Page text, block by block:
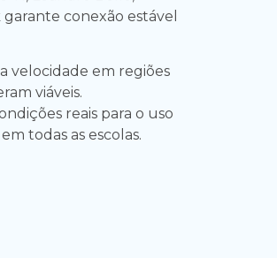
conexão estável
velocidade em regiões
viáveis.
reais para o uso
todas as escolas.